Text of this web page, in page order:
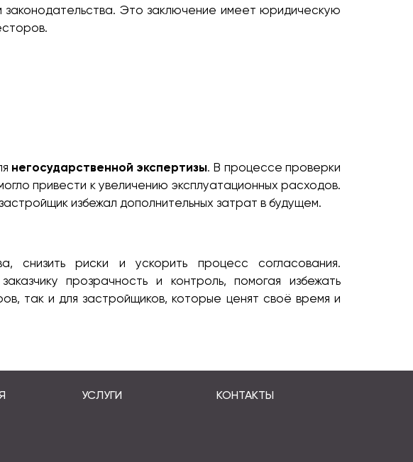
Это заключение имеет юридическую
негосударственной экспертизы. В процессе проверки
привести к увеличению эксплуатационных расходов.
избежал дополнительных затрат в будущем.
снизить риски и ускорить процесс согласования.
прозрачность и контроль, помогая избежать
так и для застройщиков, которые ценят своё время и
УСЛУГИ КОНТАКТЫ